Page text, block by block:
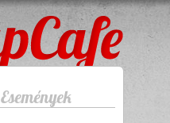
Események